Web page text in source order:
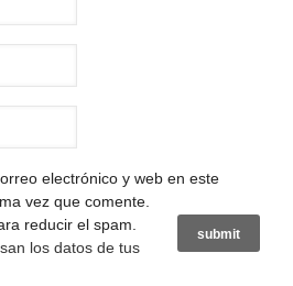
electrónico y web en este
vez que comente.
reducir el spam.
los datos de tus